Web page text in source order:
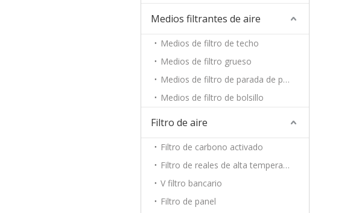
Medios filtrantes de aire
Medios de filtro de techo
Medios de filtro grueso
Medios de filtro de parada de pintura
Medios de filtro de bolsillo
Filtro de aire
Filtro de carbono activado
Filtro de reales de alta temperatura
V filtro bancario
Filtro de panel